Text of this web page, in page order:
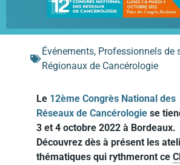
Événements, Professionnels de
Régionaux de Cancérologie
Le 12ème Congrès National des
Réseaux de Cancérologie se
3 et 4 octobre 2022 à Bordeaux.
Découvrez dès à présent les
thématiques qui rythmeront ce